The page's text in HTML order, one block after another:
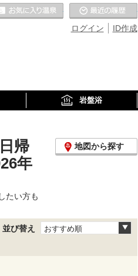
ID作成
ログイン
お気に入りの温泉
岩盤浴
帰
年
地図から探す
たい方も
並び替え おすすめ順